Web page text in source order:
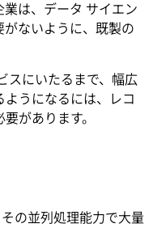
は、データ サイエン
ないように、既製の
スにいたるまで、幅広
うになるには、レコ
があります。
の並列処理能力で大量